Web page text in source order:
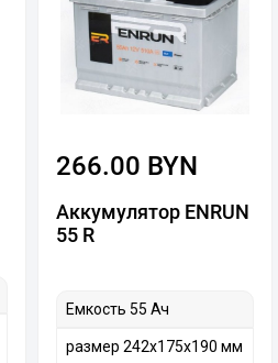
266.00 BYN
Аккумулятор ENRUN
55 R
Емкость 55 Ач
размер 242х175х190 мм